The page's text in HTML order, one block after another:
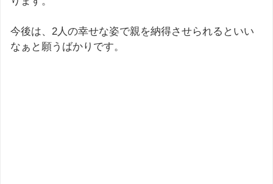
今後は、2人の幸せな姿で親を納得させられるといい
なぁと願うばかりです。